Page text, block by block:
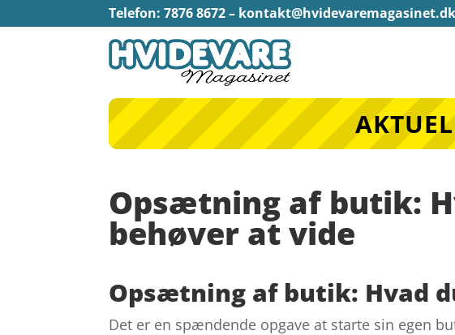
Telefon: 7876 8672 – kontakt@hvidevaremagasinet.dk
Opsætning af butik:
behøver at vide
Opsætning af butik: Hvad
Det er en spændende opgave at starte sin egen